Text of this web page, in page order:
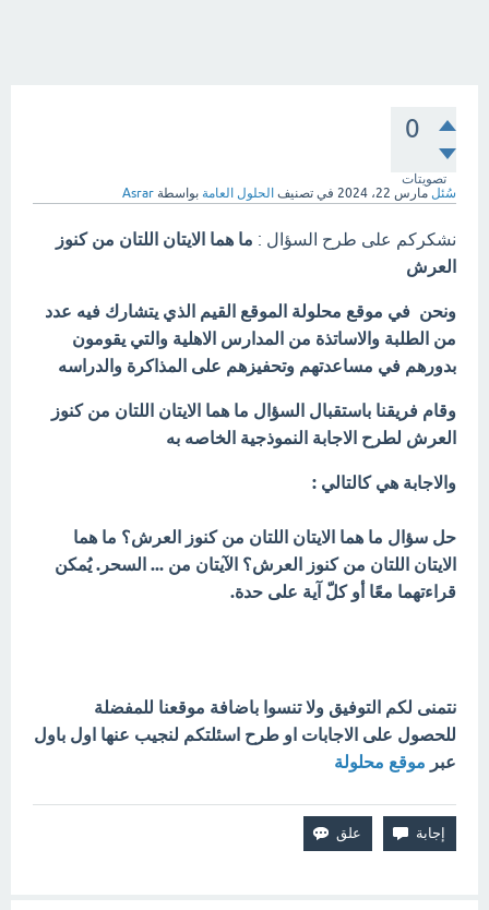
0
تصويتات
سُئل مارس 22، 2024 في تصنيف الحلول العامة بواسطة Asrar
نشكركم على طرح السؤال : ما هما الايتان اللتان من كنوز
العرش
ونحن في موقع محلولة الموقع القيم الذي يتشارك فيه عدد
من الطلبة والاساتذة من المدارس الاهلية والتي يقومون
بدورهم في مساعدتهم وتحفيزهم على المذاكرة والدراسه
وقام فريقنا باستقبال السؤال ما هما الايتان اللتان من كنوز
العرش لطرح الاجابة النموذجية الخاصه به
والاجابة هي كالتالي :
حل سؤال ما هما الايتان اللتان من كنوز العرش؟ ما هما
الايتان اللتان من كنوز العرش؟ الآيتان من ... السحر. يُمكن
قراءتهما معًا أو كلّ آية على حدة.
نتمنى لكم التوفيق ولا تنسوا باضافة موقعنا للمفضلة
للحصول على الاجابات او طرح اسئلتكم لنجيب عنها اول باول
عبر موقع محلولة